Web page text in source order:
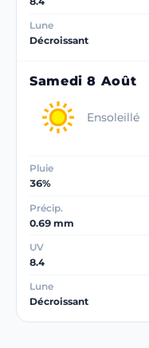
Lune
Décroissant
Samedi 8 Août
Ensoleillé
Pluie
36%
Précip.
0.69 mm
UV
8.4
Lune
Décroissant